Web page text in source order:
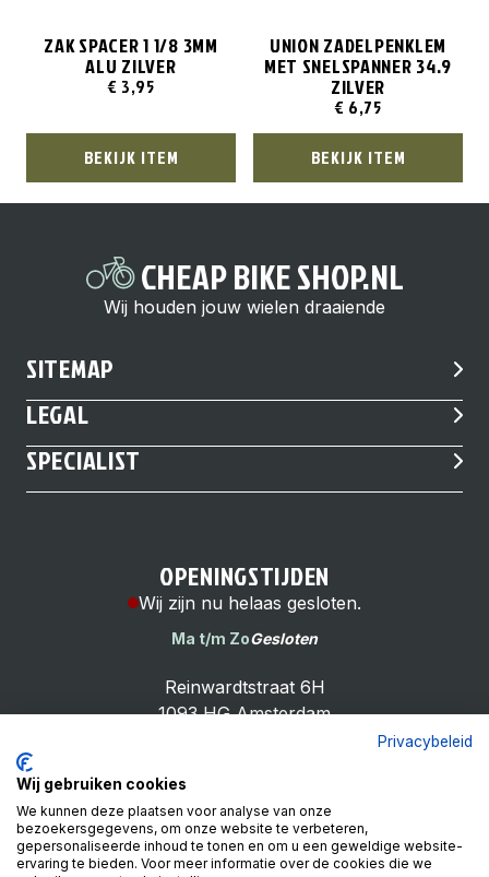
ZAK SPACER 1 1/8 3MM
ALU ZILVER
€ 3,95
BEKIJK ITEM
UNION ZADELPENKLEM
MET SNELSPANNER 34.9
ZILVER
€ 6,75
BEKIJK ITEM
CHEAP BIKE SHOP.NL
Wij houden jouw wielen draaiende
SITEMAP
LEGAL
SPECIALIST
Cheap Bike Shop
4.9
OPENINGSTIJDEN
Wij zijn nu helaas gesloten.
Ma t/m ZoGesloten
Reinwardtstraat 6H
1093 HG Amsterdam
Privacybeleid
Wij gebruiken cookies
We kunnen deze plaatsen voor analyse van onze
bezoekersgegevens, om onze website te verbeteren,
gepersonaliseerde inhoud te tonen en om u een geweldige website-
ervaring te bieden. Voor meer informatie over de cookies die we